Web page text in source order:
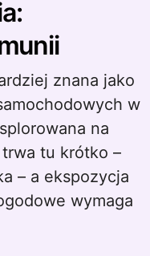
znana jako
w
na
tu krótko –
– a ekspozycja
wymaga